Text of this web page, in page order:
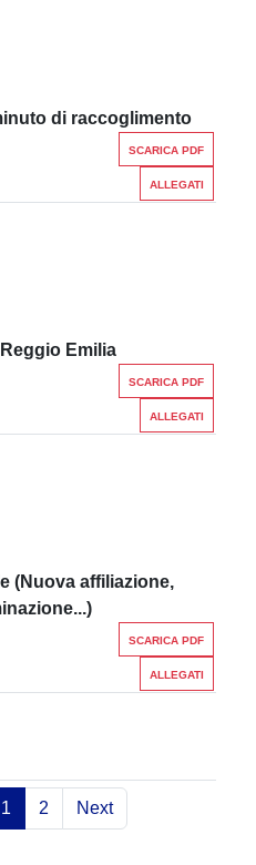
di raccoglimento
SCARICA PDF
ALLEGATI
Emilia
SCARICA PDF
ALLEGATI
(Nuova affiliazione,
SCARICA PDF
ALLEGATI
1 2 Next